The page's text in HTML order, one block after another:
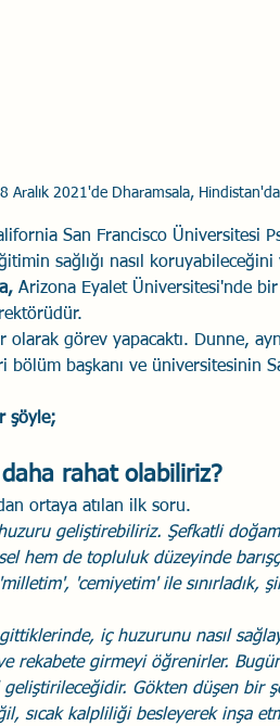
Aralık 2021'de Dharamsala,
San Francisco Üniversitesi
sağlığı nasıl
Arizona Eyalet Üniversitesi'nde bir
olarak görev yapacaktı. Dunne,
bölüm başkanı ve üniversitesinin
şöyle;
daha rahat olabiliriz?
ortaya atılan ilk soru.
geliştirebiliriz. Şefkatli
hem de topluluk düzeyinde
'milletim', 'cemiyetim' ile sınırladık,
iç huzurunu nasıl
rekabete girmeyi öğrenirler.
Gökten düşen bir
sıcak kalpliliği besleyerek inşa